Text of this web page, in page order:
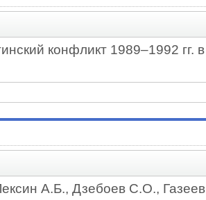
конфликт 1989–1992 гг. в
А.Б., Дзебоев С.О., Газеев